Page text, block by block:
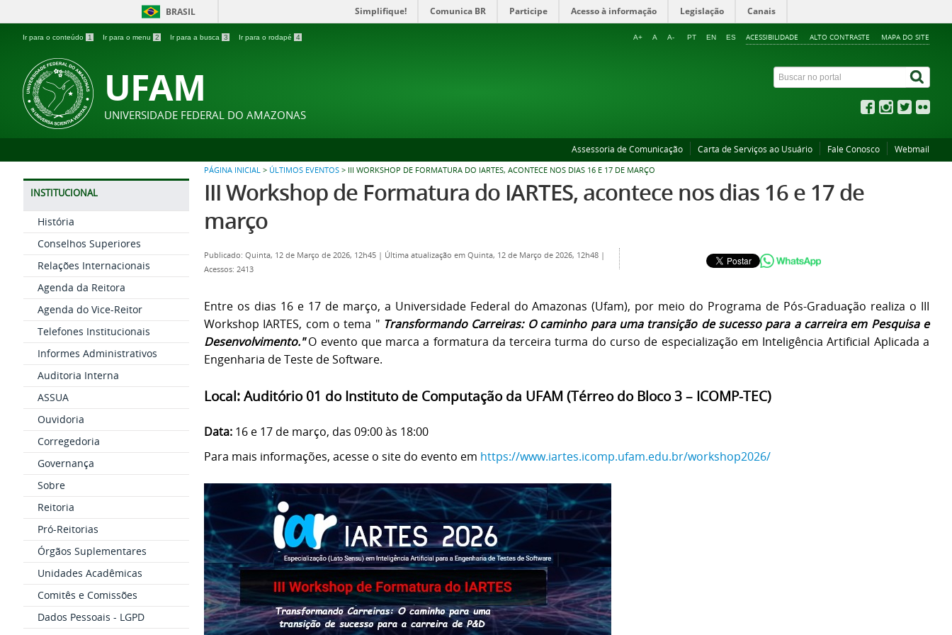
BRASIL Simplifique! Comunica BR Participe Acesso à informação Legislação Canais
Ir para o conteúdo 1 Ir para o menu 2 Ir para a busca 3 Ir para o rodapé 4 ACESSIBILIDADE ALTO CONTRASTE MAPA DO SITE
A+ A A- PT EN ES
UFAM
UNIVERSIDADE FEDERAL DO AMAZONAS
Assessoria de Comunicação Carta de Serviços ao Usuário Fale Conosco Webmail
PÁGINA INICIAL > ÚLTIMOS EVENTOS > III WORKSHOP DE FORMATURA DO IARTES, ACONTECE NOS DIAS 16 E 17 DE MARÇO
INSTITUCIONAL
História
Conselhos Superiores
Relações Internacionais
Agenda da Reitora
Agenda do Vice-Reitor
Telefones Institucionais
Informes Administrativos
Auditoria Interna
ASSUA
Ouvidoria
Corregedoria
Governança
Sobre
Reitoria
Pró-Reitorias
Órgãos Suplementares
Unidades Acadêmicas
Comitês e Comissões
Dados Pessoais - LGPD
III Workshop de Formatura do IARTES, acontece nos dias 16 e 17 de
março
Publicado: Quinta, 12 de Março de 2026, 12h45 | Última atualização em Quinta, 12 de Março de 2026, 12h48 |
Acessos: 2413
Entre os dias 16 e 17 de março, a Universidade Federal do Amazonas (Ufam), por meio do Programa de Pós-Graduação realiza o III
Workshop IARTES, com o tema " Transformando Carreiras: O caminho para uma transição de sucesso para a carreira em Pesquisa e
Desenvolvimento."O evento que marca a formatura da terceira turma do curso de especialização em Inteligência Artificial Aplicada a
Engenharia de Teste de Software.
Local: Auditório 01 do Instituto de Computação da UFAM (Térreo do Bloco 3 – ICOMP-TEC)
Data: 16 e 17 de março, das 09:00 às 18:00
Para mais informações, acesse o site do evento em https://www.iartes.icomp.ufam.edu.br/workshop2026/